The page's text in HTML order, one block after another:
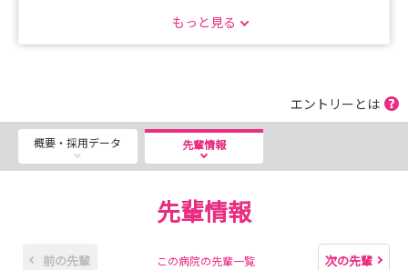
★2028年卒向け 看護師・助産師 インターンシップ・
8月18日（火）、19日（水）、24日（月）開催
病院見学会
11月9日（月）、12月21日（月）、2027年1月・2月開催
受付は10月から受付開始。
もっと見る
エントリーとは
概要・採用データ 先輩情報
先輩情報
前の先輩 この病院の先輩一覧 次の先輩